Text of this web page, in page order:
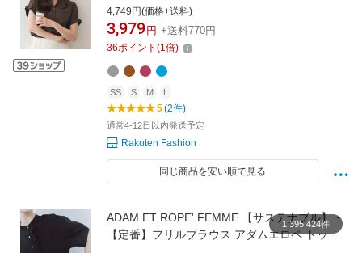
OK/9col》 インデックス トップス シャツ・ブラ
ウス グリーン ブルー ネイビー ホワイト グレー
ブラウン ワインレッド
4,749円(価格+送料)
3,979 円 +送料770円
36ポイント (1倍)
SS S M L
5(2件)
通常4-12日以内発送予定
Rakuten Fashion
同じ商品を安い順で見る
ADAM ET ROPE' FEMME 【サステナブル】・
【定番】フリルブラウス アダムエロペ トップ
1,395,424件